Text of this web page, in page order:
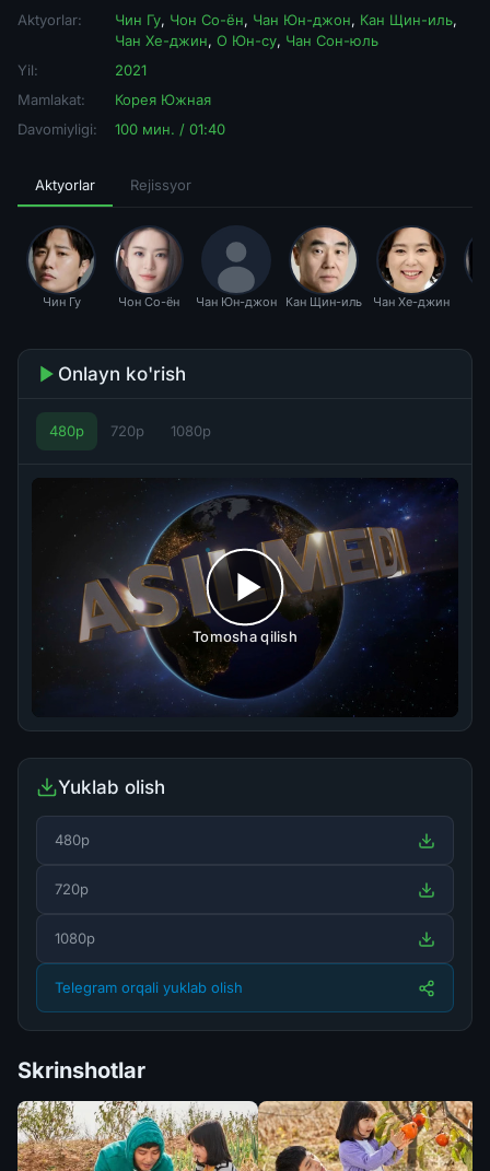
Aktyorlar:
Чин Гу, Чон Со-ён, Чан Юн-джон, Кан Щин-иль,
Чан Хе-джин, О Юн-су, Чан Сон-юль
Yil:
2021
Mamlakat:
Корея Южная
Davomiyligi:
100 мин. / 01:40
Aktyorlar Rejissyor
Чин Гу Чон Со-ён Чан Юн-джон Кан Щин-иль Чан Хе-джин
Onlayn ko'rish
480p 720p 1080p
Tomosha qilish
Yuklab olish
480p
720p
1080p
Telegram orqali yuklab olish
Skrinshotlar